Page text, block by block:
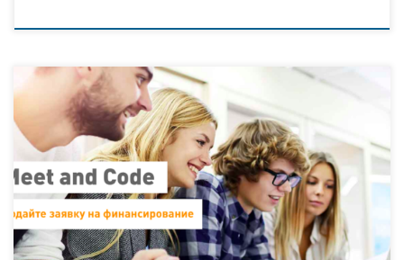
Российские некоммерческие организации могут принять участие в
инициативе Meet and Code и получить финансовую поддержку на
проведение образовательного мероприятия для детей и молодежи любого
формата на тему